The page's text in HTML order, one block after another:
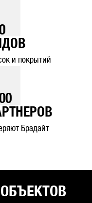
и покрытий
Брадайт